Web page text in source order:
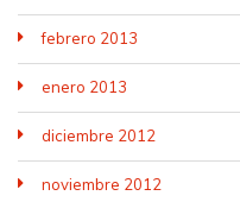
febrero 2013
enero 2013
diciembre 2012
noviembre 2012